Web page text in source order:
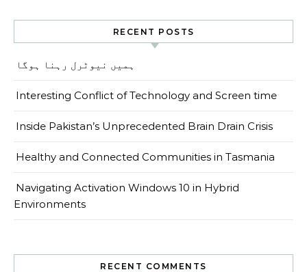
RECENT POSTS
ہمیں نیوٹرل رہنا ہوگا
Interesting Conflict of Technology and Screen time
Inside Pakistan’s Unprecedented Brain Drain Crisis
Healthy and Connected Communities in Tasmania
Navigating Activation Windows 10 in Hybrid
Environments
RECENT COMMENTS